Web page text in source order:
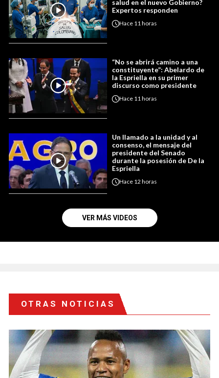
salud en el nuevo Gobierno?
Expertos responden
Hace 11 horas
“No se abrirá camino a una
constituyente”: Abelardo de
la Espriella en su primer
discurso como presidente
Hace 11 horas
Un llamado a la unidad y al
consenso, el mensaje del
presidente del Senado
durante la posesión de De la
Espriella
Hace 12 horas
VER MÁS VIDEOS
OTRAS NOTICIAS